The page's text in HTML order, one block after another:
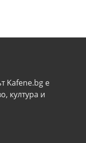
Kafene.bg e
култура и